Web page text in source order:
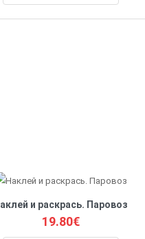
и раскрась. Паровоз
19.80€